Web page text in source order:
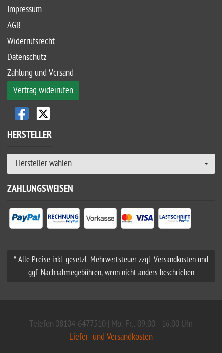
Impressum
AGB
Widerrufsrecht
Datenschutz
Zahlung und Versand
Vertrag widerrufen
HERSTELLER
Hersteller wählen
ZAHLUNGSWEISEN
* Alle Preise inkl. gesetzl. Mehrwertsteuer zzgl. Versandkosten und
ggf. Nachnahmegebühren, wenn nicht anders beschrieben
Telefon 08104-6477510 | Mo.-Fr.: 09:00 - 16:00 Uhr
Liefer- und Versandkosten